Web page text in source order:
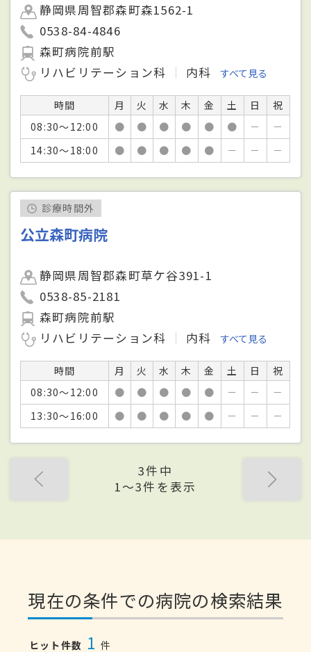
静岡県周智郡森町森1562-1
0538-84-4846
森町病院前駅
リハビリテーション科
内科 すべて見る
時間 月 火 水 木 金 土 日
祝
08:30～12:00
● ● ● ● ● ● －
－
14:30～18:00
● ● ● ● ● － － －
診療時間外
公立森町病院
静岡県周智郡森町草ケ谷391-1
0538-85-2181
森町病院前駅
リハビリテーション科
内科 すべて見る
時間 月 火 水 木 金 土 日
祝
08:30～12:00
● ● ● ● ● － －
－
13:30～16:00
● ● ● ● ● － － －
3件中
1〜3件を表示
現在の条件での病院の検索結果
ヒット件数 1 件